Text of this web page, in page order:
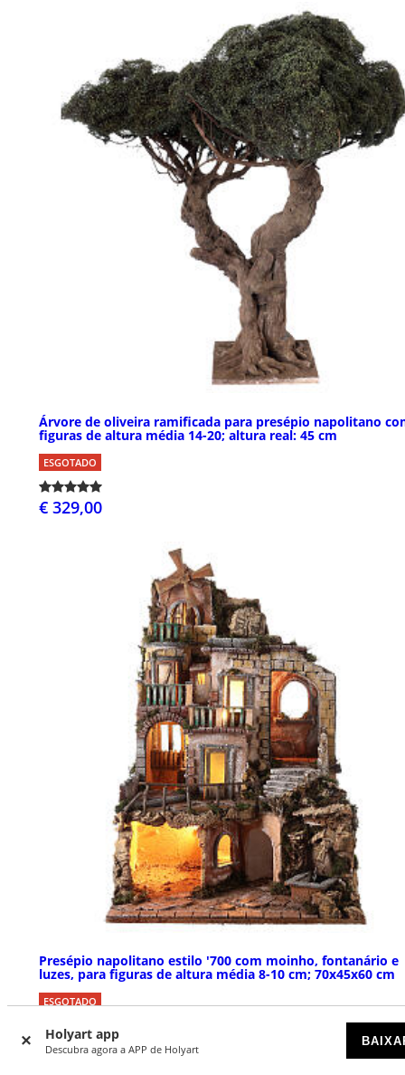
Holyart app
Descubra agora a APP de Holyart
Árvore de oliveira ramificada para presépio napolitano
figuras de altura média 14-20; altura real: 45 cm
ESGOTADO
€ 329,00
Presépio napolitano estilo '700 com moinho, fontanário e
luzes, para figuras de altura média 8-10 cm; 70x45x60 cm
ESGOTADO
€ 259,00